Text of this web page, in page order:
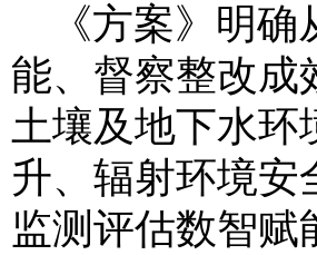
《方案》明
能、督察整改成
土壤及地下水
升、辐射环境安
监测评估数智